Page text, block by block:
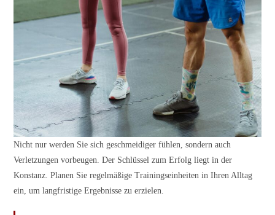
Nicht nur werden Sie sich geschmeidiger fühlen, sondern auch
Verletzungen vorbeugen. Der Schlüssel zum Erfolg liegt in der
Konstanz. Planen Sie regelmäßige Trainingseinheiten in Ihren Alltag
ein, um langfristige Ergebnisse zu erzielen.